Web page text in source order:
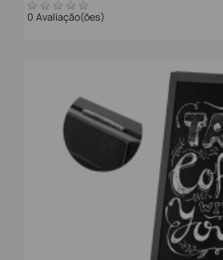
0 Avaliação(ões)